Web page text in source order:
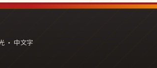
· 中文字